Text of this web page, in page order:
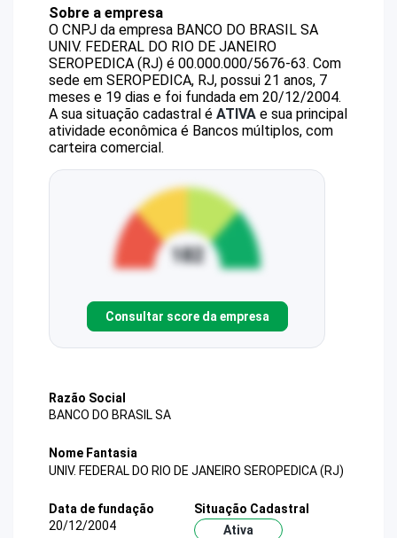
Sobre a empresa
O CNPJ da empresa BANCO DO BRASIL SA
UNIV. FEDERAL DO RIO DE JANEIRO
SEROPEDICA (RJ) é 00.000.000/5676-63. Com
sede em SEROPEDICA, RJ, possui 21 anos, 7
meses e 19 dias e foi fundada em 20/12/2004.
A sua situação cadastral é ATIVA e sua principal
atividade econômica é Bancos múltiplos, com
carteira comercial.
Consultar score da empresa
Razão Social
BANCO DO BRASIL SA
Nome Fantasia
UNIV. FEDERAL DO RIO DE JANEIRO SEROPEDICA (RJ)
Data de fundação
20/12/2004
Situação Cadastral
Ativa